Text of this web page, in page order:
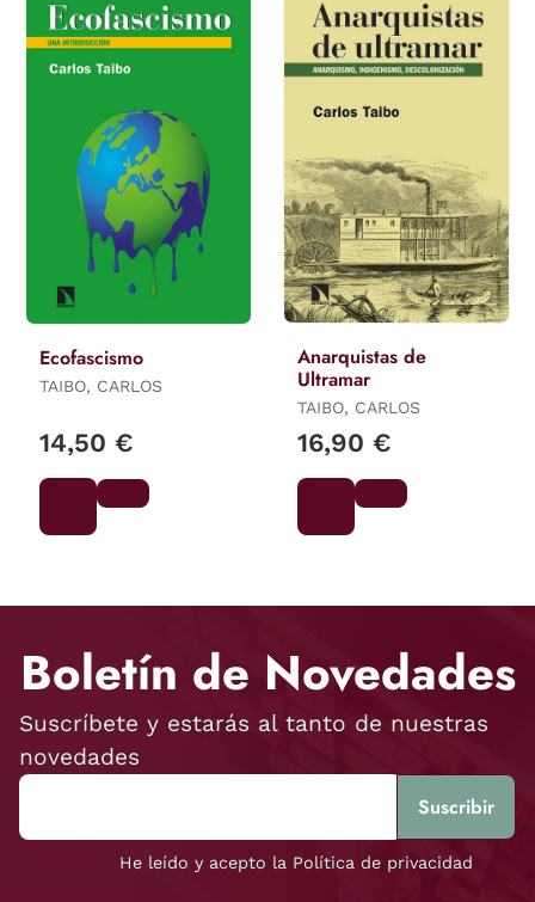
Ecofascismo
TAIBO, CARLOS
14,50 €
Anarquistas de
Ultramar
TAIBO, CARLOS
16,90 €
Boletín de Novedades
Suscríbete y estarás al tanto de nuestras
novedades
He leído y acepto la Política de privacidad